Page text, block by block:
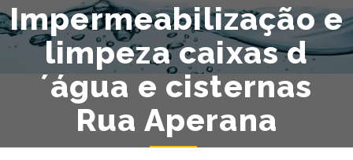
Impermeabilização e
limpeza caixas d
´água e cisternas
Rua Aperana